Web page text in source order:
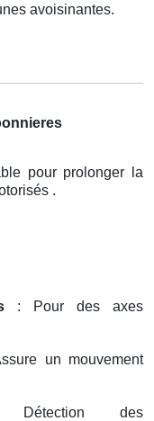
avoisinantes.
pour prolonger la
.
: Pour des axes
un mouvement
des